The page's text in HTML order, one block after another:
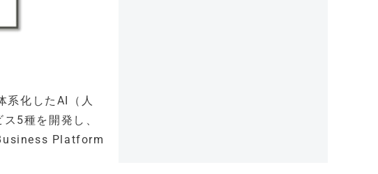
化したAI（人
5種を開発し、
Platform